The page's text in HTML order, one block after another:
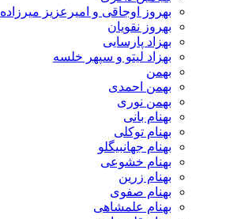
بهروز اوجاقی و امیرعزیز میرزاده
بهروز نقویان
بهزاد پارسایی
بهزاد لیتو و سپهر خلسه
بهمن
بهمن احمدی
بهمن نوری
بهنام بانی
بهنام توکلی
بهنام جهانبیگلو
بهنام خشوعی
بهنام زرین
بهنام صفوی
بهنام علمشاهی